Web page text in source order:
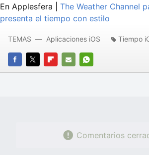
En Applesfera | The Weather Channel
presenta el tiempo con estilo
FACEBOOK
TWITTERFLIPBOARD
E-
WHATSAPP
TEMAS Aplicaciones iOS Tiempo
Comentarios